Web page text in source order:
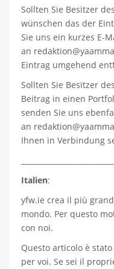
Sollten Sie Besitzer
wünschen das der
Sie uns ein kurzes E-
an
Eintrag umgehend
Sollten Sie Besitzer
Beitrag in einen
senden Sie uns
an
Ihnen in Verbindung
Italien:
yfw.ie crea il più
mondo. Per questo
con noi.
Questo articolo è
per voi. Se sei il